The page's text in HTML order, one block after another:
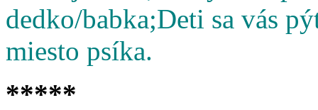
dedko/babka;Deti sa vás
miesto psíka.
*****